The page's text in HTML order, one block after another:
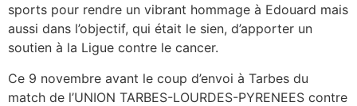
sports pour rendre un vibrant hommage à Edouard mais
aussi dans l’objectif, qui était le sien, d’apporter un
soutien à la Ligue contre le cancer.
Ce 9 novembre avant le coup d’envoi à Tarbes du
match de l’UNION TARBES-LOURDES-PYRENEES contre